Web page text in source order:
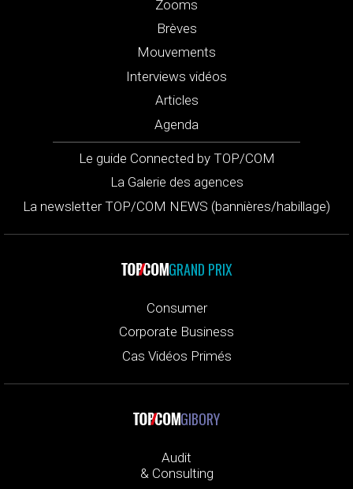
Zooms
Brèves
Mouvements
Interviews vidéos
Articles
Agenda
Le guide Connected by TOP/COM
La Galerie des agences
La newsletter TOP/COM NEWS (bannières/habillage)
GRAND PRIX
Consumer
Corporate Business
Cas Vidéos Primés
GIBORY
Audit
& Consulting